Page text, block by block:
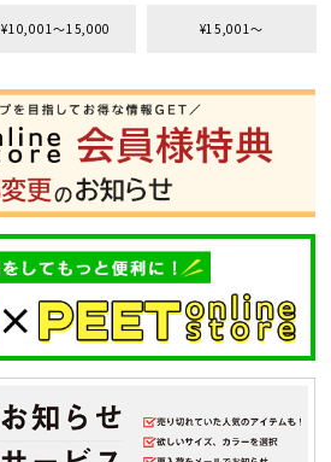
¥10,001〜15,000 ¥15,001〜